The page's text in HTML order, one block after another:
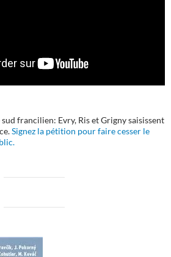
francilien: Evry, Ris et Grigny saisissent
Signez la pétition pour faire cesser le